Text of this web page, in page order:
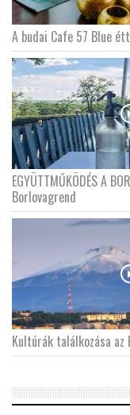
A budai Cafe 57 Blue
EGYÜTTMŰKÖDÉS A
Borlovagrend
Kultúrák találkozása az